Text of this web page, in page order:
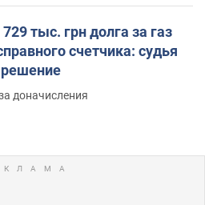
тыс. грн долга за газ
счетчика: судья
доначисления